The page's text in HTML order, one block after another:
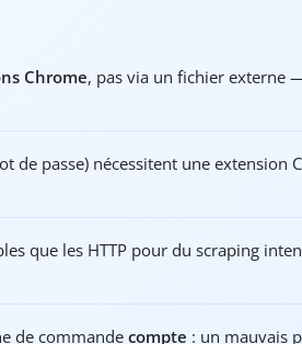
Chrome, pas via un fichier externe
de passe) nécessitent une extension
que les HTTP pour du scraping
de commande compte : un mauvais